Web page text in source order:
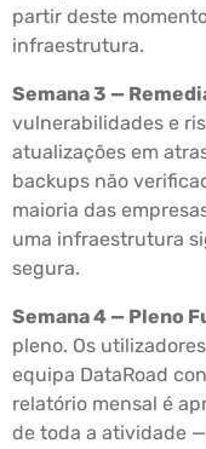
partir deste
infraestrutura.
Semana 3 —
vulnerabilidades e
atualizações em
backups não
maioria das
uma infraestrutura
segura.
Semana 4 — Pleno
pleno. Os
equipa DataRoad
relatório mensal é
de toda a atividade